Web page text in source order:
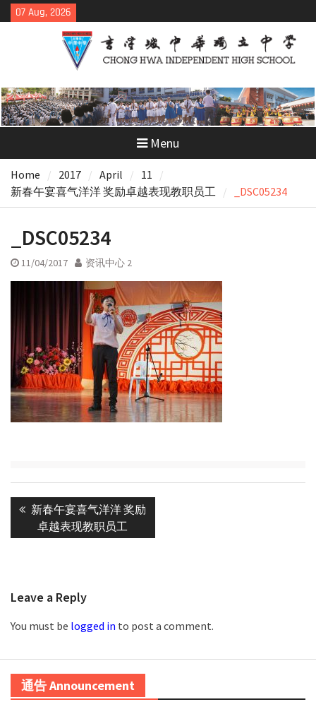
Skip
to
07 Aug, 2026
Menu
Home 2017 April
11
新春午宴喜气洋洋 奖励卓越表现教职员工
_DSC05234
_DSC05234
11/04/2017 资讯中心 2
navigation
Previous
post:
新春午宴喜气洋洋 奖励
卓越表现教职员工
Leave a Reply
You must be logged in to post a comment.
通告 Announcement